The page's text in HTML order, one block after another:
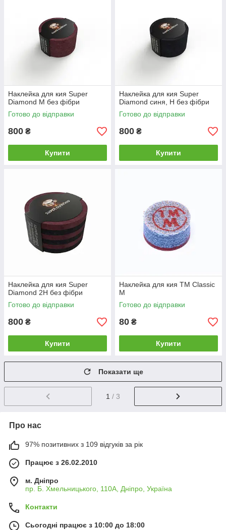
Наклейка для кия Super
Diamond М без фібри
Готово до відправки
800 ₴
Купити
Наклейка для кия Super
Diamond синя, H без фібри
Готово до відправки
800 ₴
Купити
Наклейка для кия Super
Diamond 2H без фібри
Готово до відправки
800 ₴
Купити
Наклейка для кия ТМ Classic
M
Готово до відправки
80 ₴
Купити
Показати ще
1 / 3
Про нас
97% позитивних з 109 відгуків за рік
Працює з 26.02.2010
м. Дніпро
пр. Б. Хмельницького, 110А, Дніпро, Україна
Контакти
Сьогодні працює з 10:00 до 18:00